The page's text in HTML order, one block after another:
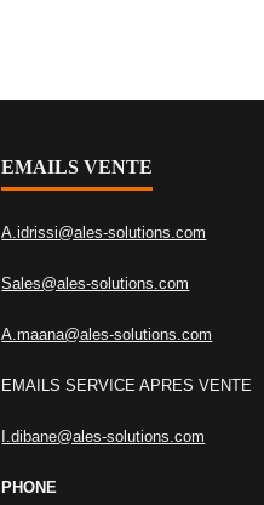
EMAILS VENTE
A.idrissi@ales-solutions.com
Sales@ales-solutions.com
A.maana@ales-solutions.com
EMAILS SERVICE APRES VENTE
I.dibane@ales-solutions.com
PHONE